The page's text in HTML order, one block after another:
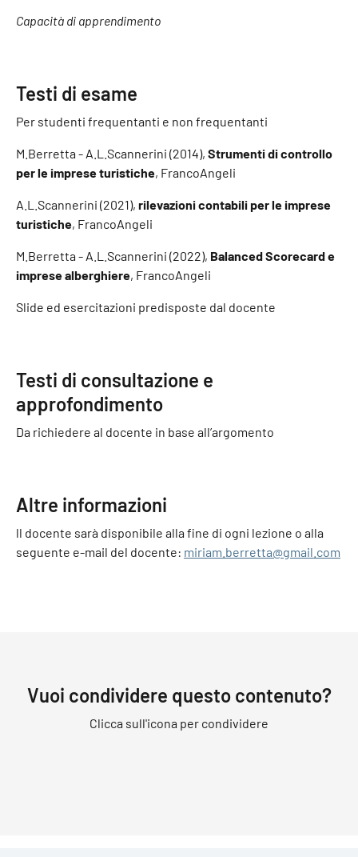
Capacità di apprendimento
Testi di esame
Per studenti frequentanti e non frequentanti
M.Berretta - A.L.Scannerini (2014), Strumenti di controllo
per le imprese turistiche, FrancoAngeli
A.L.Scannerini (2021), rilevazioni contabili per le imprese
turistiche, FrancoAngeli
M.Berretta - A.L.Scannerini (2022), Balanced Scorecard e
imprese alberghiere, FrancoAngeli
Slide ed esercitazioni predisposte dal docente
Testi di consultazione e
approfondimento
Da richiedere al docente in base all’argomento
Altre informazioni
ll docente sarà disponibile alla fine di ogni lezione o alla
seguente e-mail del docente: miriam.berretta@gmail.com
Vuoi condividere questo contenuto?
Clicca sull'icona per condividere